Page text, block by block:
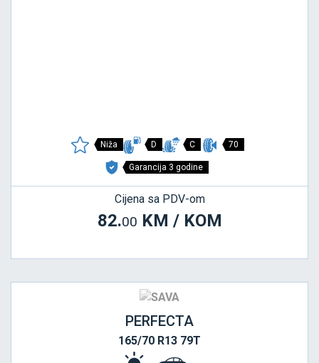
Niža D C 70
Garancija 3 godine
Cijena sa PDV-om
82.00 KM / KOM
PERFECTA
165/70 R13 79T